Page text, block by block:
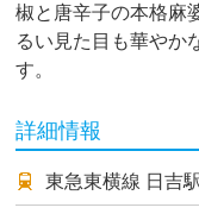
椒と唐辛子の本格麻
るい見た目も華やか
す。
詳細情報
東急東横線 日吉